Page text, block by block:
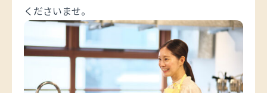
くださいませ。